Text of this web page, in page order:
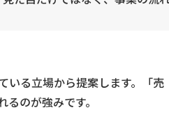
いる立場から提案します。「売
のが強みです。